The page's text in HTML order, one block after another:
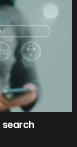
search